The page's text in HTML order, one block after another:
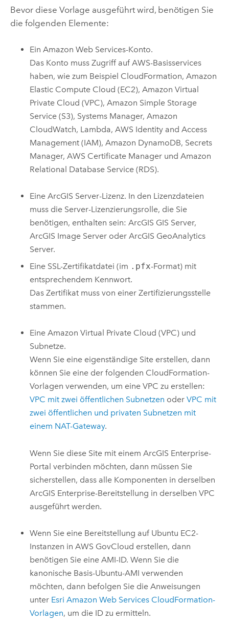
Bevor diese Vorlage ausgeführt wird, benötigen Sie
die folgenden Elemente:
EinAmazon Web Services-Konto.
Das Konto muss Zugriff aufAWS-Basisservices
haben, wie zum Beispiel CloudFormation,Amazon
Elastic Compute Cloud (EC2),Amazon Virtual
Private Cloud (VPC),Amazon Simple Storage
Service (S3), Systems Manager,Amazon
CloudWatch, Lambda,AWS Identity and Access
Management (IAM),Amazon DynamoDB, Secrets
Manager,AWS Certificate Manager undAmazon
Relational Database Service (RDS).
EineArcGIS Server-Lizenz. In den Lizenzdateien
muss die Server-Lizenzierungsrolle, die Sie
benötigen, enthalten sein:ArcGIS GIS Server,
ArcGIS Image Server oderArcGIS GeoAnalytics
Server.
Eine SSL-Zertifikatdatei (im .pfx-Format) mit
entsprechendem Kennwort.
Das Zertifikat muss von einer Zertifizierungsstelle
stammen.
EineAmazon Virtual Private Cloud (VPC) und
Subnetze.
Wenn Sie eine eigenständige Site erstellen, dann
können Sie eine der folgenden CloudFormation-
Vorlagen verwenden, um eineVPC zu erstellen:
VPC mit zwei öffentlichen Subnetzen oderVPC mit
zwei öffentlichen und privaten Subnetzen mit
einem NAT-Gateway.
Wenn Sie diese Site mit einemArcGIS Enterprise-
Portal verbinden möchten, dann müssen Sie
sicherstellen, dass alle Komponenten in derselben
ArcGIS Enterprise-Bereitstellung in derselbenVPC
ausgeführt werden.
Wenn Sie eine Bereitstellung auf Ubuntu EC2-
Instanzen inAWS GovCloud erstellen, dann
benötigen Sie eineAMI-ID. Wenn Sie die
kanonische Basis-Ubuntu-AMI verwenden
möchten, dann befolgen Sie die Anweisungen
unter Esri Amazon Web Services CloudFormation-
Vorlagen, um die ID zu ermitteln.